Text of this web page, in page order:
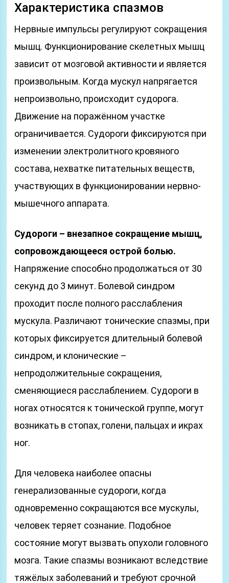
Характеристика спазмов
Нервные импульсы регулируют сокращения
мышц. Функционирование скелетных мышц
зависит от мозговой активности и является
произвольным. Когда мускул напрягается
непроизвольно, происходит судорога.
Движение на поражённом участке
ограничивается. Судороги фиксируются при
изменении электролитного кровяного
состава, нехватке питательных веществ,
участвующих в функционировании нервно-
мышечного аппарата.
Судороги – внезапное сокращение мышц,
сопровождающееся острой болью.
Напряжение способно продолжаться от 30
секунд до 3 минут. Болевой синдром
проходит после полного расслабления
мускула. Различают тонические спазмы, при
которых фиксируется длительный болевой
синдром, и клонические –
непродолжительные сокращения,
сменяющиеся расслаблением. Судороги в
ногах относятся к тонической группе, могут
возникать в стопах, голени, пальцах и икрах
ног.
Для человека наиболее опасны
генерализованные судороги, когда
одновременно сокращаются все мускулы,
человек теряет сознание. Подобное
состояние могут вызвать опухоли головного
мозга. Такие спазмы возникают вследствие
тяжёлых заболеваний и требуют срочной